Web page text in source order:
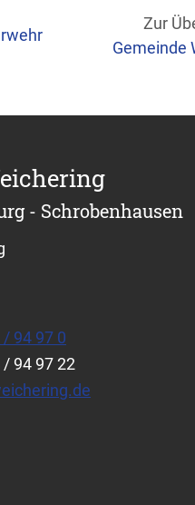
Zur
Gemeinde
- Schrobenhausen
/ 94 97 0
/ 94 97 22